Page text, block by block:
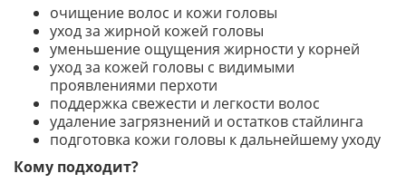
очищение волос и кожи головы
уход за жирной кожей головы
уменьшение ощущения жирности у корней
уход за кожей головы с видимыми
проявлениями перхоти
поддержка свежести и легкости волос
удаление загрязнений и остатков стайлинга
подготовка кожи головы к дальнейшему уходу
Кому подходит?